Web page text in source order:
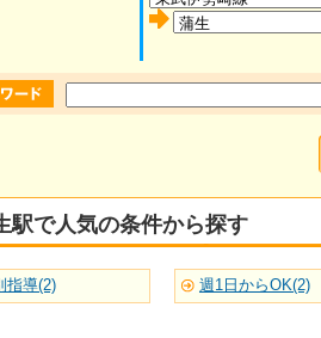
駅で人気の条件から探す
指導(2) 週1日からOK(2)